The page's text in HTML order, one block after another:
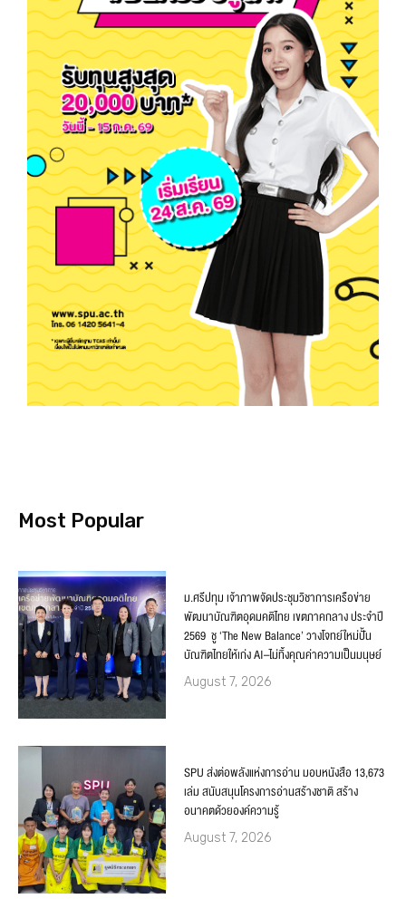
Most Popular
ม.ศรีปทุม เจ้าภาพจัดประชุมวิชาการเครือข่าย
พัฒนาบัณฑิตอุดมคติไทย เขตภาคกลาง ประจำปี
2569 ชู ‘The New Balance’ วางโจทย์ใหม่ปั้น
บัณฑิตไทยให้เก่ง AI–ไม่ทิ้งคุณค่าความเป็นมนุษย์
August 7, 2026
SPU ส่งต่อพลังแห่งการอ่าน มอบหนังสือ 13,673
เล่ม สนับสนุนโครงการอ่านสร้างชาติ สร้าง
อนาคตด้วยองค์ความรู้
August 7, 2026